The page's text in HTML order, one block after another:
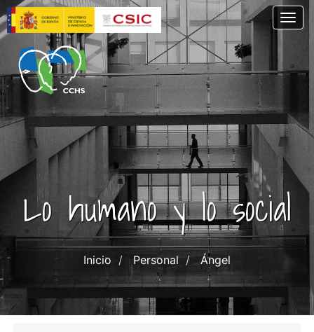
Pasar
al
contenido
principal
Lo humano y lo social
Inicio Personal Ángel